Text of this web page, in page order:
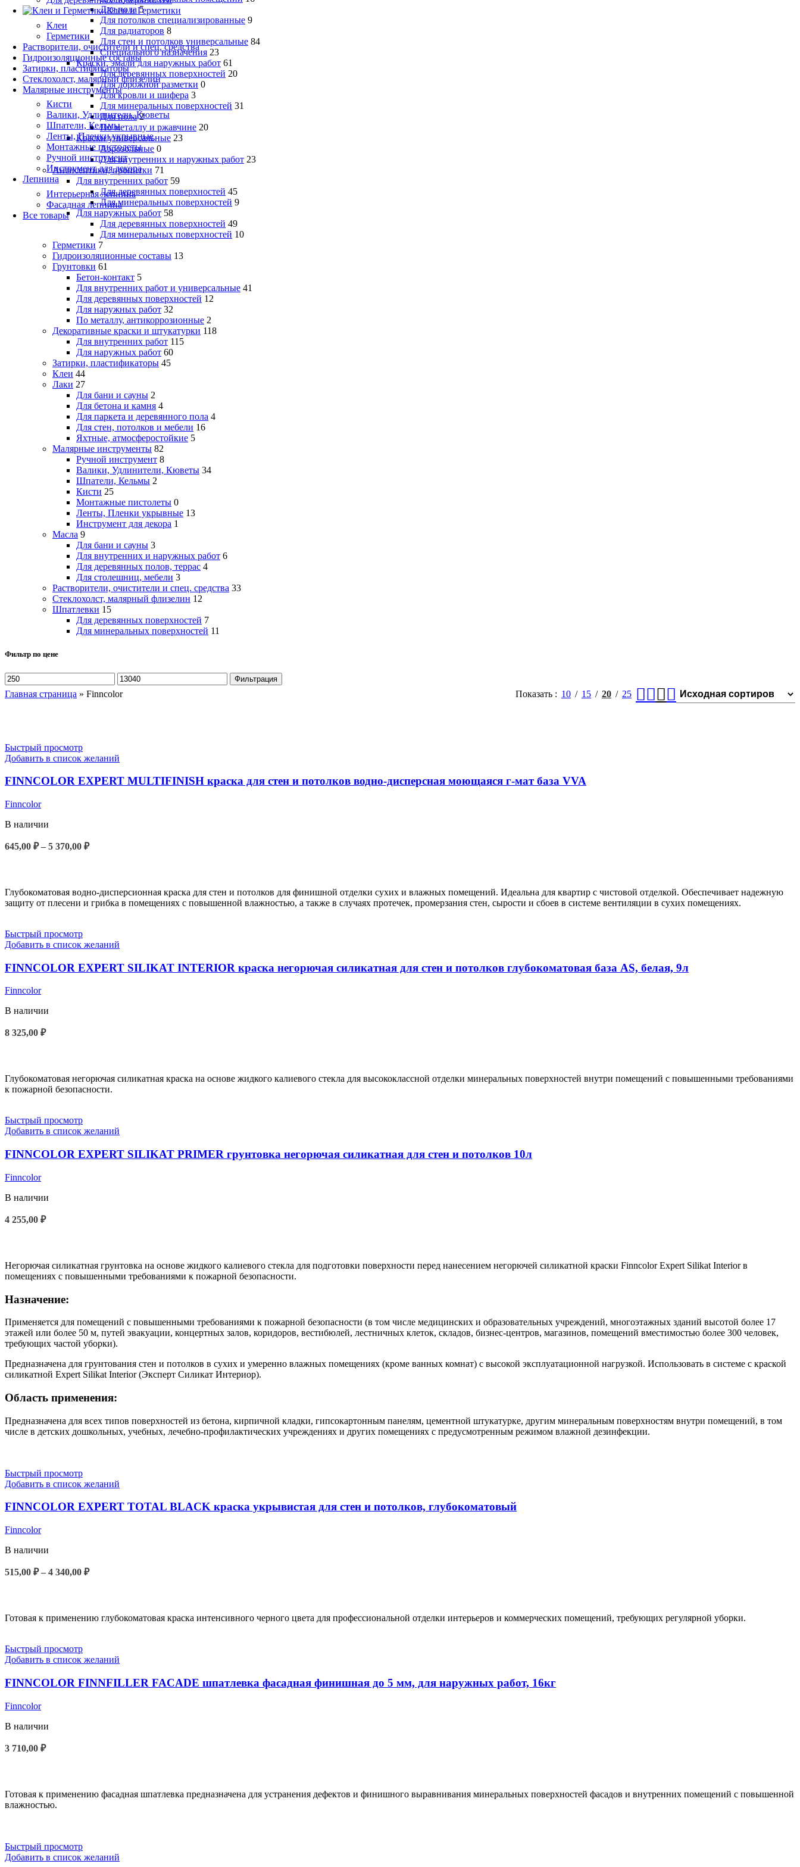
Клеи и Герметики
Клеи
Герметики
Растворители, очистители и спец. средства
Гидроизоляционные составы
Затирки, пластификаторы
Стеклохолст, малярный флизелин
Малярные инструменты
Кисти
Валики, Удлинители, Кюветы
Шпатели, Кельмы
Ленты, Пленки укрывные
Монтажные пистолеты
Ручной инструмент
Инструмент для декора
Лепнина
Интерьерная лепнина
Фасадная лепнина
Все товары
Для пола 5
Для потолков специализированные 9
Для радиаторов 8
Для стен и потолков универсальные 84
Специального назначения 23
Краски, эмали для наружных работ 61
Для деревянных поверхностей 20
Для дорожной разметки 0
Для кровли и шифера 3
Для минеральных поверхностей 31
Для пола 2
По металлу и ржавчине 20
Краски универсальные 23
Аэрозольные 0
Для внутренних и наружных работ 23
Антисептики, пропитки 71
Для внутренних работ 59
Для деревянных поверхностей 45
Для минеральных поверхностей 9
Для наружных работ 58
Для деревянных поверхностей 49
Для минеральных поверхностей 10
Герметики 7
Гидроизоляционные составы 13
Грунтовки 61
Бетон-контакт 5
Для внутренних работ и универсальные 41
Для деревянных поверхностей 12
Для наружных работ 32
По металлу, антикоррозионные 2
Декоративные краски и штукатурки 118
Для внутренних работ 115
Для наружных работ 60
Затирки, пластификаторы 45
Клеи 44
Лаки 27
Для бани и сауны 2
Для бетона и камня 4
Для паркета и деревянного пола 4
Для стен, потолков и мебели 16
Яхтные, атмосферостойкие 5
Малярные инструменты 82
Ручной инструмент 8
Валики, Удлинители, Кюветы 34
Шпатели, Кельмы 2
Кисти 25
Монтажные пистолеты 0
Ленты, Пленки укрывные 13
Инструмент для декора 1
Масла 9
Для бани и сауны 3
Для внутренних и наружных работ 6
Для деревянных полов, террас 4
Для столешниц, мебели 3
Растворители, очистители и спец. средства 33
Стеклохолст, малярный флизелин 12
Шпатлевки 15
Для деревянных поверхностей 7
Для минеральных поверхностей 11
Фильтр по цене
Минимальная
цена
Максимальная
цена
Фильтрация
Главная страница » Finncolor Показать 10 15 20 25
Быстрый просмотр
Добавить в список желаний
FINNCOLOR EXPERT MULTIFINISH краска для стен и потолков водно-дисперсная моющаяся г-мат база VVA
Finncolor
В наличии
645,00 ₽ – 5 370,00 ₽Диапазон
5
370,00 ₽
Глубокоматовая водно-дисперсионная краска для стен и потолков для финишной отделки сухих и влажных помещений. Идеальна для квартир с чистовой отделкой. Обеспечивает надежную
защиту от плесени и грибка в помещениях с повышенной влажностью, а также в случаях протечек, промерзания стен, сырости и сбоев в системе вентиляции в сухих помещениях.
Быстрый просмотр
Добавить в список желаний
FINNCOLOR EXPERT SILIKAT INTERIOR краска негорючая силикатная для стен и потолков глубокоматовая база AS, белая, 9л
Finncolor
В наличии
8 325,00 ₽
Глубокоматовая негорючая силикатная краска на основе жидкого калиевого стекла для высококлассной отделки минеральных поверхностей внутри помещений с повышенными требованиями
к пожарной безопасности.
Быстрый просмотр
Добавить в список желаний
FINNCOLOR EXPERT SILIKAT PRIMER грунтовка негорючая cиликатная для стен и потолков 10л
Finncolor
В наличии
4 255,00 ₽
Негорючая силикатная грунтовка на основе жидкого калиевого стекла для подготовки поверхности перед нанесением негорючей силикатной краски Finncolor Expert Silikat Interior в
помещениях с повышенными требованиями к пожарной безопасности.
Назначение:
Применяется для помещений с повышенными требованиями к пожарной безопасности (в том числе медицинских и образовательных учреждений, многоэтажных зданий высотой более 17
этажей или более 50 м, путей эвакуации, концертных залов, коридоров, вестибюлей, лестничных клеток, складов, бизнес-центров, магазинов, помещений вместимостью более 300 человек,
требующих частой уборки).
Предназначена для грунтования стен и потолков в сухих и умеренно влажных помещениях (кроме ванных комнат) с высокой эксплуатационной нагрузкой. Использовать в системе с краской
силикатной Expert Silikat Interior (Эксперт Силикат Интериор).
Область применения:
Предназначена для всех типов поверхностей из бетона, кирпичной кладки, гипсокартонным панелям, цементной штукатурке, другим минеральным поверхностям внутри помещений, в том
числе в детских дошкольных, учебных, лечебно-профилактических учреждениях и других помещениях с предусмотренным режимом влажной дезинфекции.
Быстрый просмотр
Добавить в список желаний
FINNCOLOR EXPERT TOTAL BLACK краска укрывистая для стен и потолков, глубокоматовый
Finncolor
В наличии
515,00 ₽ – 4 340,00 ₽Диапазон
4
Готовая к применению глубокоматовая краска интенсивного черного цвета для профессиональной отделки интерьеров и коммерческих помещений, требующих регулярной уборки.
Быстрый просмотр
Добавить в список желаний
FINNCOLOR FINNFILLER FACADE шпатлевка фасадная финишная до 5 мм, для наружных работ, 16кг
Finncolor
В наличии
3 710,00 ₽
Готовая к применению фасадная шпатлевка предназначена для устранения дефектов и финишного выравнивания минеральных поверхностей фасадов и внутренних помещений с повышенной
влажностью.
Быстрый просмотр
Добавить в список желаний